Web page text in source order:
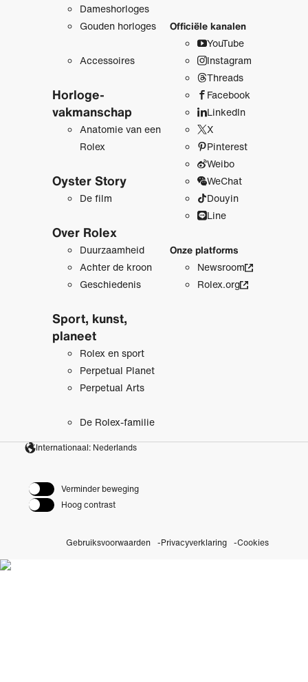
Dameshorloges
Gouden horloges
Accessoires
Horloge­
vakmanschap
Anatomie van een
Rolex
Oyster Story
De film
Over Rolex
Duurzaamheid
Achter de kroon
Geschiedenis
Sport, kunst,
planeet
Rolex en sport
Perpetual Planet
Perpetual Arts
De Rolex-familie
Officiële kanalen
YouTube
Instagram
Threads
Facebook
LinkedIn
X
Pinterest
Weibo
WeChat
Douyin
Line
Onze platforms
Newsroom
Rolex.org
Internationaal: Nederlands
Verminder beweging
Hoog contrast
Gebruiksvoorwaarden Privacyverklaring Cookies